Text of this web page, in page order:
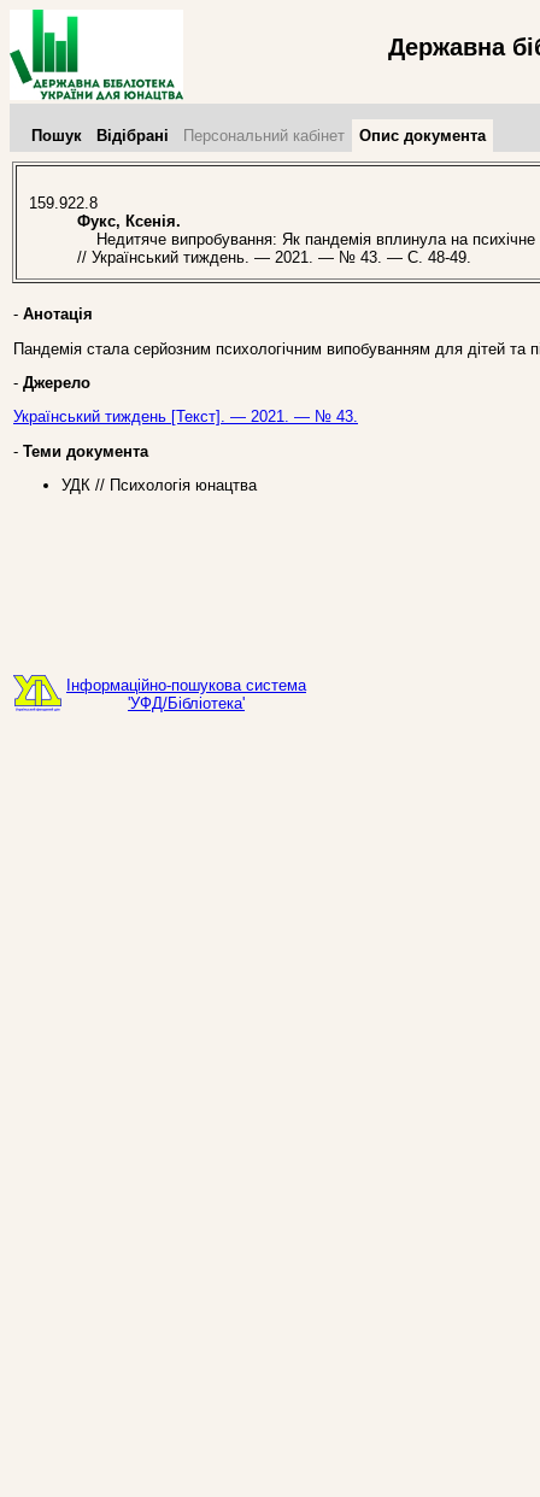
Державна
Пошук Відібрані Персональний кабінет Опис документа
159.922.8
Фукс, Ксенія.
Недитяче випробування: Як пандемія вплинула на психічне
// Український тиждень. — 2021. — № 43. — С. 48-49.
- Анотація
Пандемія стала серйозним психологічним випобуванням для дітей та
- Джерело
Український тиждень [Текст]. — 2021. — № 43.
- Теми документа
УДК // Психологія юнацтва
Інформаційно-пошукова система
'УФД/Бібліотека'